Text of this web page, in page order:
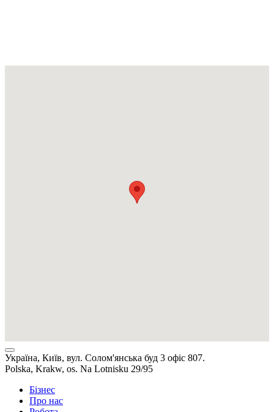
Україна, Київ, вул. Солом'янська буд 3 офіс 807.
Polska, Krakw, os. Na Lotnisku 29/95
Бізнес
Про нас